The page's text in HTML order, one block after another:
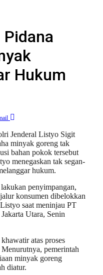
Hukum
Jenderal Listyo Sigit
minyak goreng tak
bahan pokok tersebut
menegaskan tak segan-
hukum.
penyimpangan,
konsumen dibelokkan
saat meninjau PT
Utara, Senin
atas proses
pemerintah
minyak goreng
diatur.